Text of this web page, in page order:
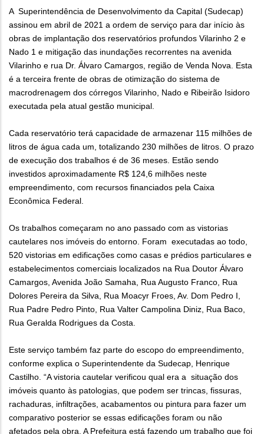
A Superintendência de Desenvolvimento da Capital (Sudecap)
assinou em abril de 2021 a ordem de serviço para dar início às
obras de implantação dos reservatórios profundos Vilarinho 2 e
Nado 1 e mitigação das inundações recorrentes na avenida
Vilarinho e rua Dr. Álvaro Camargos, região de Venda Nova. Esta
é a terceira frente de obras de otimização do sistema de
macrodrenagem dos córregos Vilarinho, Nado e Ribeirão Isidoro
executada pela atual gestão municipal.
Cada reservatório terá capacidade de armazenar 115 milhões de
litros de água cada um, totalizando 230 milhões de litros. O prazo
de execução dos trabalhos é de 36 meses. Estão sendo
investidos aproximadamente R$ 124,6 milhões neste
empreendimento, com recursos financiados pela Caixa
Econômica Federal.
Os trabalhos começaram no ano passado com as vistorias
cautelares nos imóveis do entorno. Foram executadas ao todo,
520 vistorias em edificações como casas e prédios particulares e
estabelecimentos comerciais localizados na Rua Doutor Álvaro
Camargos, Avenida João Samaha, Rua Augusto Franco, Rua
Dolores Pereira da Silva, Rua Moacyr Froes, Av. Dom Pedro I,
Rua Padre Pedro Pinto, Rua Valter Campolina Diniz, Rua Baco,
Rua Geralda Rodrigues da Costa.
Este serviço também faz parte do escopo do empreendimento,
conforme explica o Superintendente da Sudecap, Henrique
Castilho. “A vistoria cautelar verificou qual era a situação dos
imóveis quanto às patologias, que podem ser trincas, fissuras,
rachaduras, infiltrações, acabamentos ou pintura para fazer um
comparativo posterior se essas edificações foram ou não
afetados pela obra. A Prefeitura está fazendo um trabalho que foi